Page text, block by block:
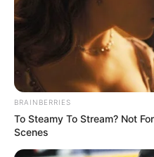
BRAINBERRIES
To Steamy To Stream? Not
Scenes